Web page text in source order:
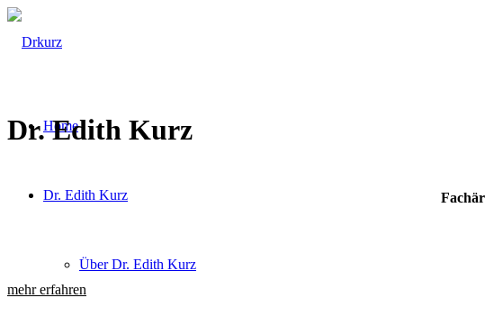
Home
Dr. Edith Kurz
Über Dr. Edith Kurz
Dr. Edith Kurz
mehr erfahren